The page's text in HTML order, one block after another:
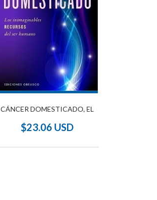
CÁNCER DOMESTICADO, EL
$23.06 USD